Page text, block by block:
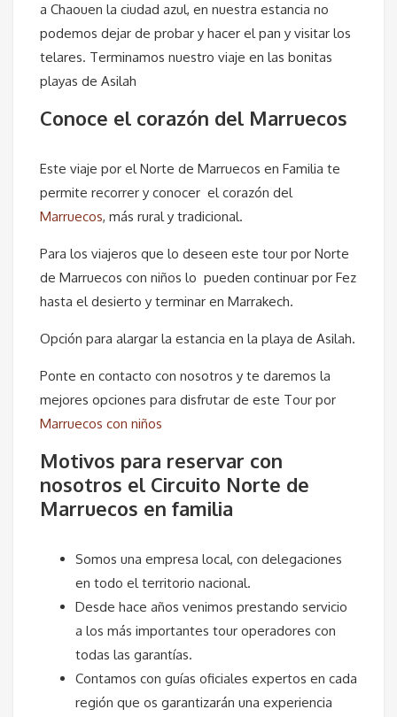
a Chaouen la ciudad azul, en nuestra estancia no
podemos dejar de probar y hacer el pan y visitar los
telares. Terminamos nuestro viaje en las bonitas
playas de Asilah
Conoce el corazón del Marruecos
Este viaje por el Norte de Marruecos en Familia te
permite recorrer y conocer el corazón del
Marruecos, más rural y tradicional.
Para los viajeros que lo deseen este tour por Norte
de Marruecos con niños lo pueden continuar por Fez
hasta el desierto y terminar en Marrakech.
Opción para alargar la estancia en la playa de Asilah.
Ponte en contacto con nosotros y te daremos la
mejores opciones para disfrutar de este Tour por
Marruecos con niños
Motivos para reservar con
nosotros el Circuito Norte de
Marruecos en familia
Somos una empresa local, con delegaciones
en todo el territorio nacional.
Desde hace años venimos prestando servicio
a los más importantes tour operadores con
todas las garantías.
Contamos con guías oficiales expertos en cada
región que os garantizarán una experiencia